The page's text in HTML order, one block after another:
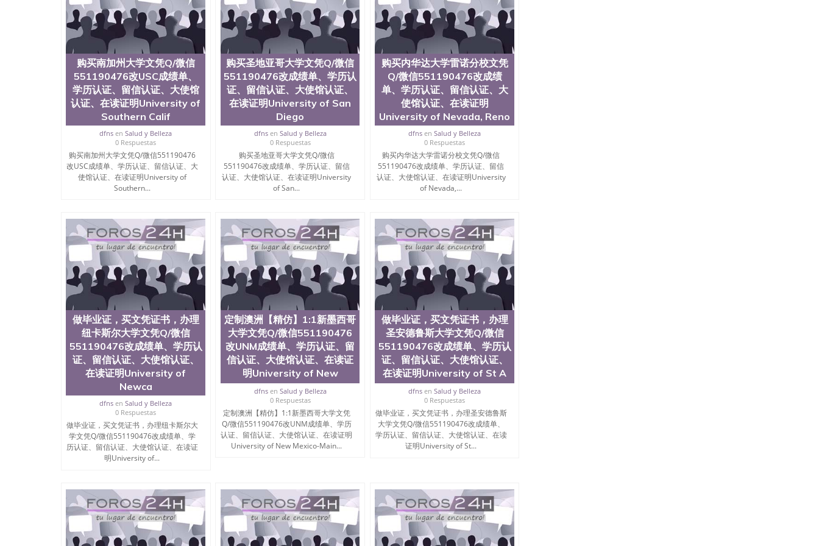
购买南加州大学文凭Q/微信
551190476改USC成绩单、
学历认证、留信认证、大使馆
认证、在读证明University of
Southern Calif
dfns enSalud y Belleza
0 Respuestas
购买南加州大学文凭Q/微信551190476
改USC成绩单、学历认证、留信认证、大
使馆认证、在读证明University of
Southern...
购买圣地亚哥大学文凭Q/微信
551190476改成绩单、学历认
证、留信认证、大使馆认证、
在读证明University of San
Diego
dfnsen Salud y Belleza
0 Respuestas
购买圣地亚哥大学文凭Q/微信
551190476改成绩单、学历认证、留信
认证、大使馆认证、在读证明University
of San...
购买内华达大学雷诺分校文凭
Q/微信551190476改成绩
单、学历认证、留信认证、大
使馆认证、在读证明
University of Nevada, Reno
dfns enSalud y Belleza
0 Respuestas
购买内华达大学雷诺分校文凭Q/微信
551190476改成绩单、学历认证、留信
认证、大使馆认证、在读证明University
of Nevada,...
做毕业证，买文凭证书，办理
纽卡斯尔大学文凭Q/微信
551190476改成绩单、学历认
证、留信认证、大使馆认证、
在读证明University of
Newca
dfns enSalud y Belleza
0 Respuestas
做毕业证，买文凭证书，办理纽卡斯尔大
学文凭Q/微信551190476改成绩单、学
历认证、留信认证、大使馆认证、在读证
明University of...
定制澳洲【精仿】1:1新墨西哥
大学文凭Q/微信551190476
改UNM成绩单、学历认证、留
信认证、大使馆认证、在读证
明University of New
dfnsen Salud y Belleza
0 Respuestas
定制澳洲【精仿】1:1新墨西哥大学文凭
Q/微信551190476改UNM成绩单、学历
认证、留信认证、大使馆认证、在读证明
University of New Mexico-Main...
做毕业证，买文凭证书，办理
圣安德鲁斯大学文凭Q/微信
551190476改成绩单、学历认
证、留信认证、大使馆认证、
在读证明University of St A
dfns enSalud y Belleza
0 Respuestas
做毕业证，买文凭证书，办理圣安德鲁斯
大学文凭Q/微信551190476改成绩单、
学历认证、留信认证、大使馆认证、在读
证明University of St...